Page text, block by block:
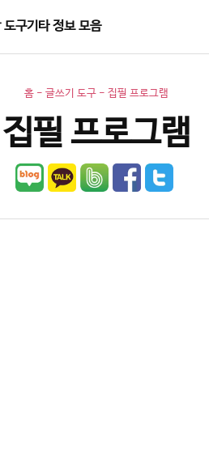
도구기타 정보 모음
홈 - 글쓰기 도구 - 집필 프로그램
집필 프로그램